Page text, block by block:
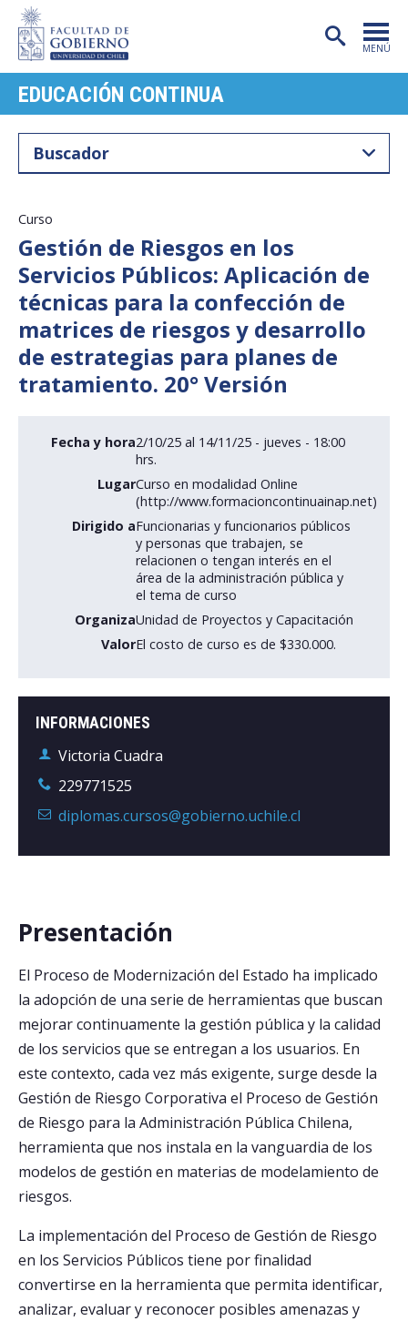
MENÚ
PORTADA
FACULTAD
CARRERAS
INVESTIGACIÓN
EXTENSIÓN
PUBLICACIONES
CENTROS
Postulantes
Estudiantes
Académicos
Funcionarios
Egresados
EDUCACIÓN CONTINUA
Curso
Gestión de Riesgos en los
Servicios Públicos: Aplicación de
técnicas para la confección de
matrices de riesgos y desarrollo
de estrategias para planes de
tratamiento. 20° Versión
INFORMACIONES
Victoria Cuadra
229771525
diplomas.cursos@gobierno.uchile.cl
Fecha y hora2/10/25 al 14/11/25 - jueves - 18:00
hrs.
LugarCurso en modalidad Online
(http://www.formacioncontinuainap.net)
Dirigido aFuncionarias y funcionarios públicos
y personas que trabajen, se
relacionen o tengan interés en el
área de la administración pública y
el tema de curso
OrganizaUnidad de Proyectos y Capacitación
ValorEl costo de curso es de $330.000.
Presentación
El Proceso de Modernización del Estado ha implicado
la adopción de una serie de herramientas que buscan
mejorar continuamente la gestión pública y la calidad
de los servicios que se entregan a los usuarios. En
este contexto, cada vez más exigente, surge desde la
Gestión de Riesgo Corporativa el Proceso de Gestión
de Riesgo para la Administración Pública Chilena,
herramienta que nos instala en la vanguardia de los
modelos de gestión en materias de modelamiento de
riesgos.
La implementación del Proceso de Gestión de Riesgo
en los Servicios Públicos tiene por finalidad
convertirse en la herramienta que permita identificar,
analizar, evaluar y reconocer posibles amenazas y